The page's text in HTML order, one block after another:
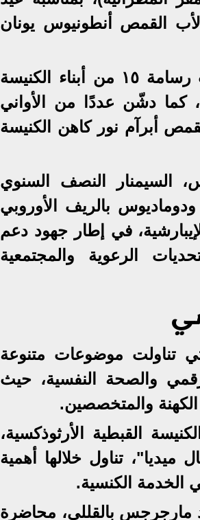
وكذلك التذكار الـ ١٥ لنياحة الأب القمص أنطونيوس يونان
وعقب صلاة الصلح صلى نيافة الأنبا أكسيوس صلوات رسامة ١٥ من أبناء الكنيسة
كما دشّن عددًا من الأواني
أبرآم نور كاهن الكنيسة
السيمنار النصف السنوي
بالريف الأوروبي
في إطار جهود دعم
الرعوية والمجتمعية
تناولت موضوعات متنوعة
والصحة النفسية، حيث
الكهنة والمتخصصين.
القبطية الأرثوذكسية،
تناول خلالها أهمية
الخدمة الكنسية.
مارجرجس بالقللي، محاضرة